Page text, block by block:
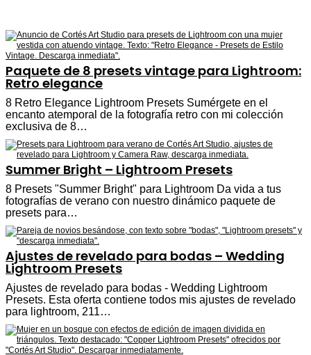
Paquete de 8 presets vintage para Lightroom:
Retro elegance
8 Retro Elegance Lightroom Presets Sumérgete en el
encanto atemporal de la fotografía retro con mi colección
exclusiva de 8…
Summer Bright – Lightroom Presets
8 Presets "Summer Bright" para Lightroom Da vida a tus
fotografías de verano con nuestro dinámico paquete de
presets para…
Ajustes de revelado para bodas – Wedding
Lightroom Presets
Ajustes de revelado para bodas - Wedding Lightroom
Presets. Esta oferta contiene todos mis ajustes de revelado
para lightroom, 211…